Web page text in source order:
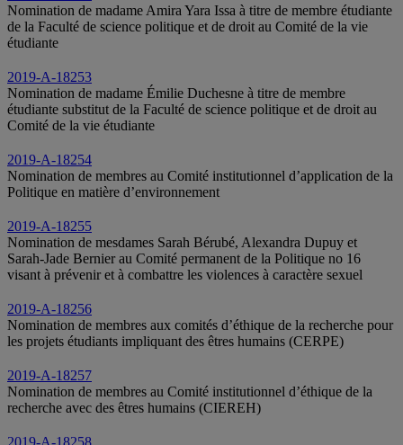
Nomination de madame Amira Yara Issa à titre de membre étudiante
de la Faculté de science politique et de droit au Comité de la vie
étudiante
2019-A-18253
Nomination de madame Émilie Duchesne à titre de membre
étudiante substitut de la Faculté de science politique et de droit au
Comité de la vie étudiante
2019-A-18254
Nomination de membres au Comité institutionnel d’application de la
Politique en matière d’environnement
2019-A-18255
Nomination de mesdames Sarah Bérubé, Alexandra Dupuy et
Sarah-Jade Bernier au Comité permanent de la Politique no 16
visant à prévenir et à combattre les violences à caractère sexuel
2019-A-18256
Nomination de membres aux comités d’éthique de la recherche pour
les projets étudiants impliquant des êtres humains (CERPE)
2019-A-18257
Nomination de membres au Comité institutionnel d’éthique de la
recherche avec des êtres humains (CIEREH)